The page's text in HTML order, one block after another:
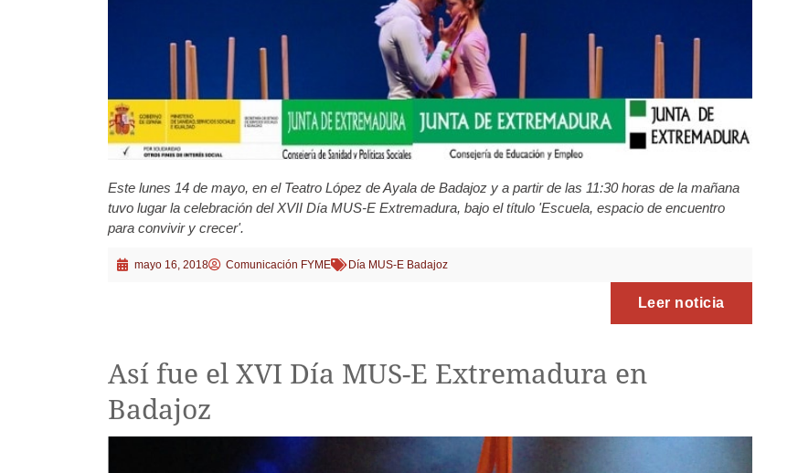
Este lunes 14 de mayo, en el Teatro López de Ayala de Badajoz y a partir de las 11:30 horas de la mañana
tuvo lugar la celebración del XVII Día MUS-E Extremadura, bajo el título 'Escuela, espacio de encuentro
para convivir y crecer'.
mayo 16, 2018 Comunicación FYME Día MUS-E Badajoz
Leer noticia
Así fue el XVI Día MUS-E Extremadura en
Badajoz